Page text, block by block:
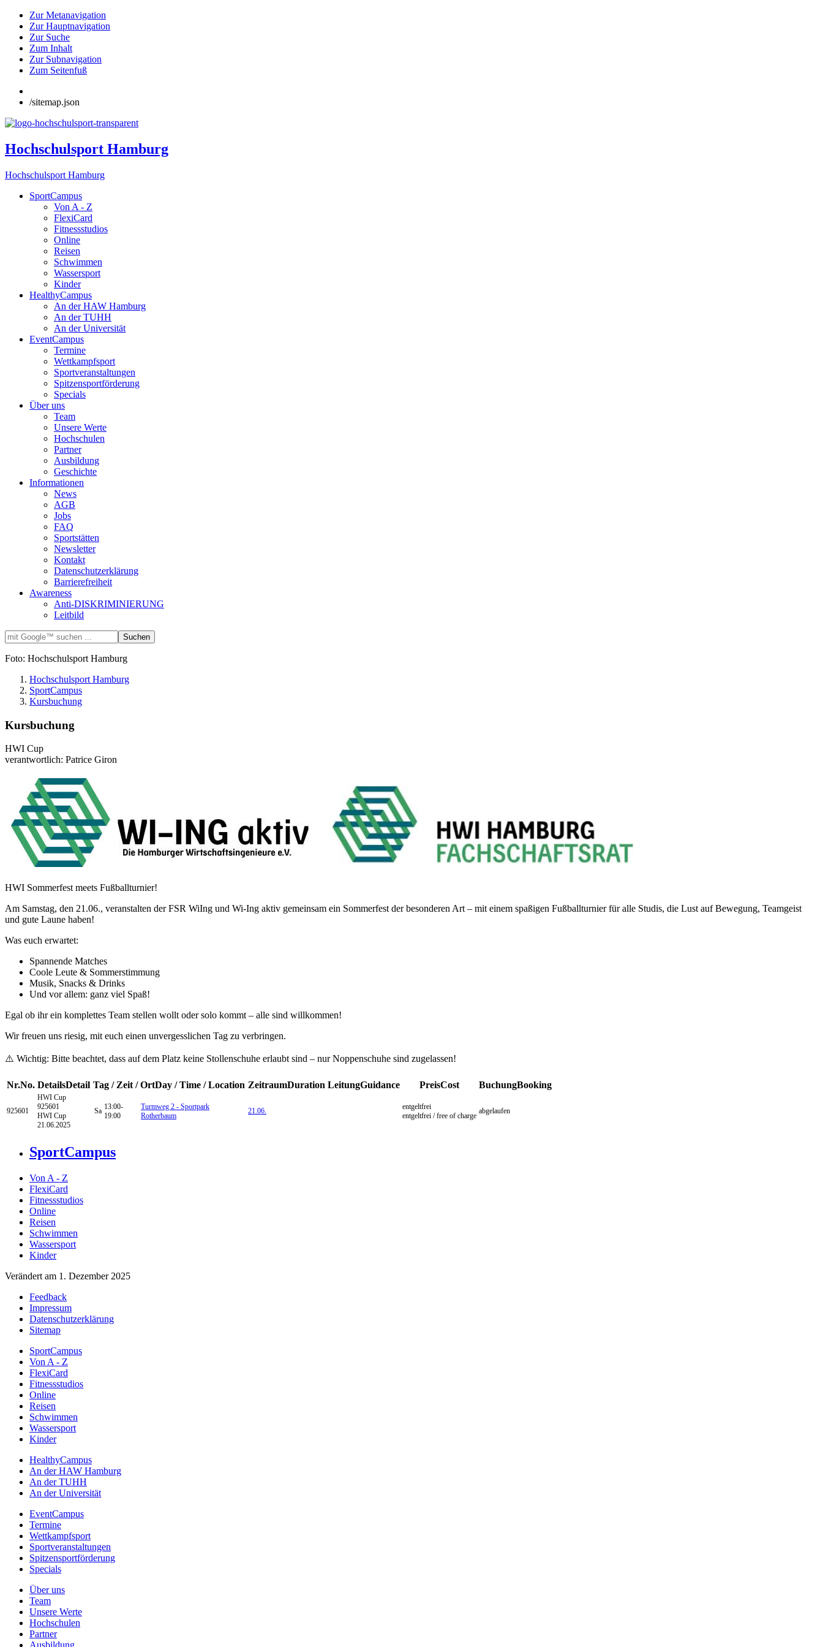
Zur Metanavigation
Zur Hauptnavigation
Zur Suche
Zum Inhalt
Zur Subnavigation
Zum Seitenfuß
/sitemap.json
Hochschulsport Hamburg
Hochschulsport Hamburg
SportCampus
Von A - Z
FlexiCard
Fitnessstudios
Online
Reisen
Schwimmen
Wassersport
Kinder
HealthyCampus
An der HAW Hamburg
An der TUHH
An der Universität
EventCampus
Termine
Wettkampfsport
Sportveranstaltungen
Spitzensportförderung
Specials
Über uns
Team
Unsere Werte
Hochschulen
Partner
Ausbildung
Geschichte
Informationen
News
AGB
Jobs
FAQ
Sportstätten
Newsletter
Kontakt
Datenschutzerklärung
Barrierefreiheit
Awareness
Anti-DISKRIMINIERUNG
Leitbild
Foto: Hochschulsport Hamburg
Hochschulsport Hamburg
SportCampus
Kursbuchung
Kursbuchung
HWI Cup
verantwortlich: Patrice Giron
HWI Sommerfest meets Fußballturnier!
Am Samstag, den 21.06., veranstalten der FSR WiIng und Wi-Ing aktiv gemeinsam ein Sommerfest der besonderen Art – mit einem spaßigen Fußballturnier für alle Studis, die Lust auf Bewegung, Teamgeist
und gute Laune haben!
Was euch erwartet:
Spannende Matches
Coole Leute & Sommerstimmung
Musik, Snacks & Drinks
Und vor allem: ganz viel Spaß!
Egal ob ihr ein komplettes Team stellen wollt oder solo kommt – alle sind willkommen!
Wir freuen uns riesig, mit euch einen unvergesslichen Tag zu verbringen.
⚠️ Wichtig: Bitte beachtet, dass auf dem Platz keine Stollenschuhe erlaubt sind – nur Noppenschuhe sind zugelassen!
Nr.No. DetailsDetail Tag / Zeit / OrtDay / Time / Location ZeitraumDuration LeitungGuidance PreisCost BuchungBooking
925601
HWI Cup
925601
HWI Cup
21.06.2025
Sa 13:00-
19:00
Turmweg 2 - Sportpark
Rotherbaum
21.06.
entgeltfrei
entgeltfrei / free of charge
abgelaufen
SportCampus
Von A - Z
FlexiCard
Fitnessstudios
Online
Reisen
Schwimmen
Wassersport
Kinder
Verändert am 1. Dezember 2025
Feedback
Impressum
Datenschutzerklärung
Sitemap
SportCampus
Von A - Z
FlexiCard
Fitnessstudios
Online
Reisen
Schwimmen
Wassersport
Kinder
HealthyCampus
An der HAW Hamburg
An der TUHH
An der Universität
EventCampus
Termine
Wettkampfsport
Sportveranstaltungen
Spitzensportförderung
Specials
Über uns
Team
Unsere Werte
Hochschulen
Partner
Ausbildung